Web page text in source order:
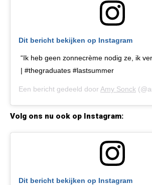
Dit bericht bekijken op Instagram
“Ik heb geen zonnecrème nodig ze, ik
| #thegraduates #lastsummer
Een bericht gedeeld door Amy Sonck
Volg ons nu ook op Instagram:
Dit bericht bekijken op Instagram